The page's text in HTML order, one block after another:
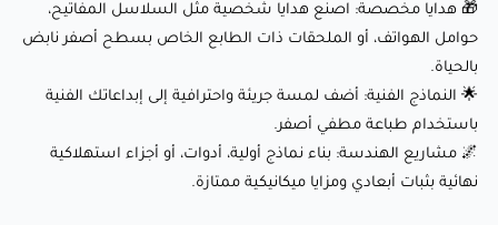
✅ عالية القوة والمتانة: توفر طباعة متينة وطويلة الأمد، مثالية
للتطبيقات الوظيفية والصناعية. ⚡
✅ تقليل التشوه: انخفاض نسبة الانكماش يقلل من خطر فشل
الطباعة، حتى بالنسبة للنماذج الكبيرة أو المعقدة. 📐
✅ مقاومة الحرارة: تتحمل درجات الحرارة المعتدلة، مما يجعلها
مناسبة للاستخدام الداخلي والخارجي. 🔥
🎁 هدايا مخصصة: اصنع هدايا شخصية مثل السلاسل المفاتيح،
حوامل الهواتف، أو الملحقات ذات الطابع الخاص بسطح أصفر نابض
بالحياة.
🌟 النماذج الفنية: أضف لمسة جريئة واحترافية إلى إبداعاتك الفنية
باستخدام طباعة مطفي أصفر.
🌌 مشاريع الهندسة: بناء نماذج أولية، أدوات، أو أجزاء استهلاكية
نهائية بثبات أبعادي ومزايا ميكانيكية ممتازة.